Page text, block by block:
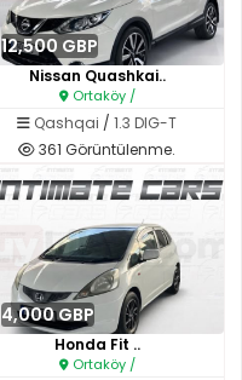
12,500 GBP
Nissan Quashkai..
Ortaköy /
Qashqai /1.3 DIG-T
361 Görüntülenme.
4,000 GBP
Honda Fit ..
Ortaköy /